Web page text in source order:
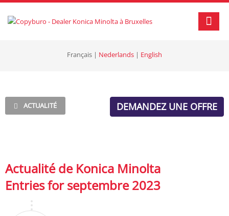
Français | Nederlands | English
ACTUALITÉ DEMANDEZ UNE OFFRE
Actualité de Konica Minolta
Entries for septembre 2023